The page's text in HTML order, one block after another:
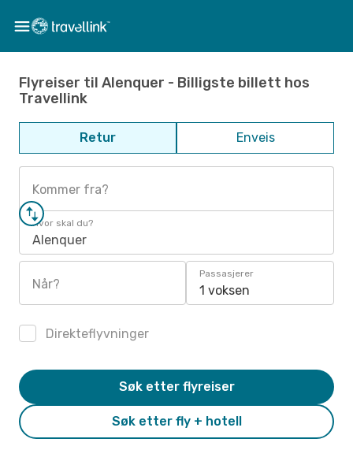
Flyreiser til Alenquer - Billigste billett hos
Travellink
Retur Enveis
Kommer fra?
Hvor skal du?
Alenquer
Når?
Passasjerer
1 voksen
Direkteflyvninger
Søk etter fly + hotell
Søk etter flyreiser